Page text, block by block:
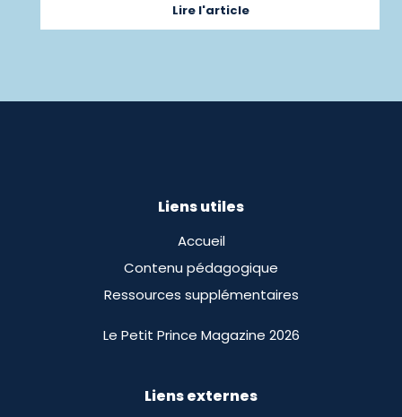
Lire l'article
Liens utiles
Accueil
Contenu pédagogique
Ressources supplémentaires
Le Petit Prince Magazine 2026
Liens externes